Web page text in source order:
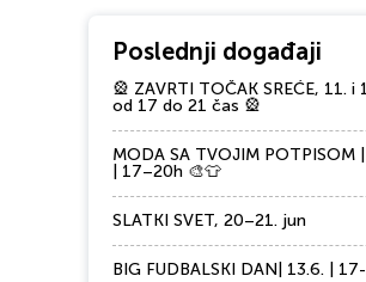
Poslednji događaji
🎡 ZAVRTI TOČAK SREĆE, 11. i
od 17 do 21 čas 🎡
MODA SA TVOJIM POTPISOM
| 17–20h 🎨👕
SLATKI SVET, 20–21. jun
BIG FUDBALSKI DAN| 13.6. |